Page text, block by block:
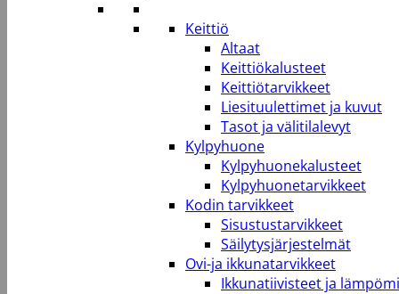
Keittiö
Altaat
Keittiökalusteet
Keittiötarvikkeet
Liesituulettimet ja kuvut
Tasot ja välitilalevyt
Kylpyhuone
Kylpyhuonekalusteet
Kylpyhuonetarvikkeet
Kodin tarvikkeet
Sisustustarvikkeet
Säilytysjärjestelmät
Ovi-ja ikkunatarvikkeet
Ikkunatiivisteet ja